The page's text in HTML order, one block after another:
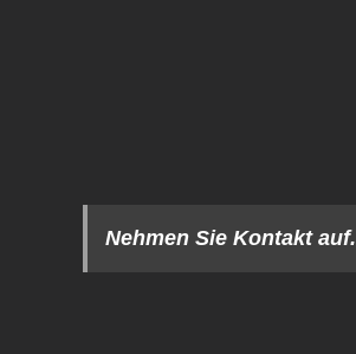
Nehmen Sie Kontakt auf.